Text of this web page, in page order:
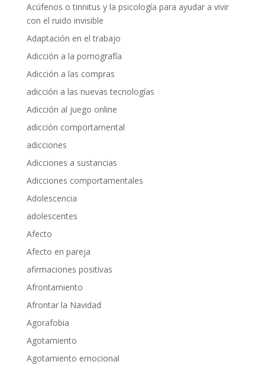
Acúfenos o tinnitus y la psicología para ayudar a vivir
con el ruido invisible
Adaptación en el trabajo
Adicción a la pornografía
Adicción a las compras
adicción a las nuevas tecnologías
Adicción al juego online
adicción comportamental
adicciones
Adicciones a sustancias
Adicciones comportamentales
Adolescencia
adolescentes
Afecto
Afecto en pareja
afirmaciones positivas
Afrontamiento
Afrontar la Navidad
Agorafobia
Agotamiento
Agotamiento emocional